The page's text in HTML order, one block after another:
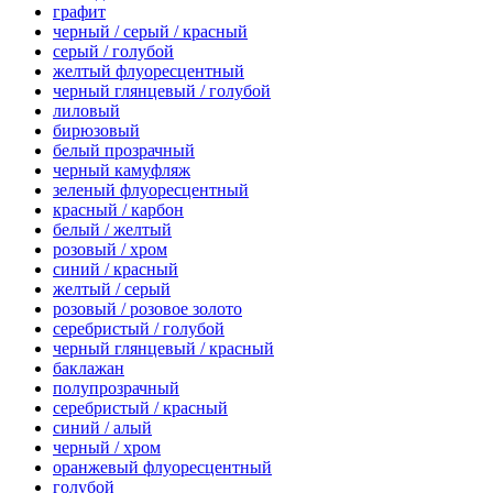
графит
черный / серый / красный
серый / голубой
желтый флуоресцентный
черный глянцевый / голубой
лиловый
бирюзовый
белый прозрачный
черный камуфляж
зеленый флуоресцентный
красный / карбон
белый / желтый
розовый / хром
синий / красный
желтый / серый
розовый / розовое золото
серебристый / голубой
черный глянцевый / красный
баклажан
полупрозрачный
серебристый / красный
синий / алый
черный / хром
оранжевый флуоресцентный
голубой